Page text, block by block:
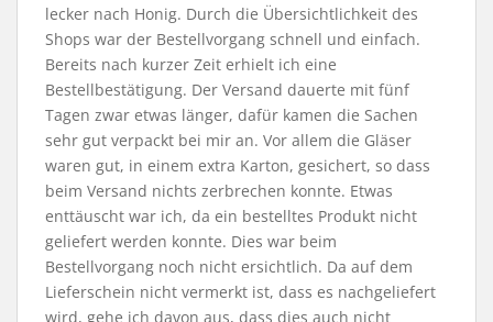
lecker nach Honig. Durch die Übersichtlichkeit des
Shops war der Bestellvorgang schnell und einfach.
Bereits nach kurzer Zeit erhielt ich eine
Bestellbestätigung. Der Versand dauerte mit fünf
Tagen zwar etwas länger, dafür kamen die Sachen
sehr gut verpackt bei mir an. Vor allem die Gläser
waren gut, in einem extra Karton, gesichert, so dass
beim Versand nichts zerbrechen konnte. Etwas
enttäuscht war ich, da ein bestelltes Produkt nicht
geliefert werden konnte. Dies war beim
Bestellvorgang noch nicht ersichtlich. Da auf dem
Lieferschein nicht vermerkt ist, dass es nachgeliefert
wird, gehe ich davon aus, dass dies auch nicht